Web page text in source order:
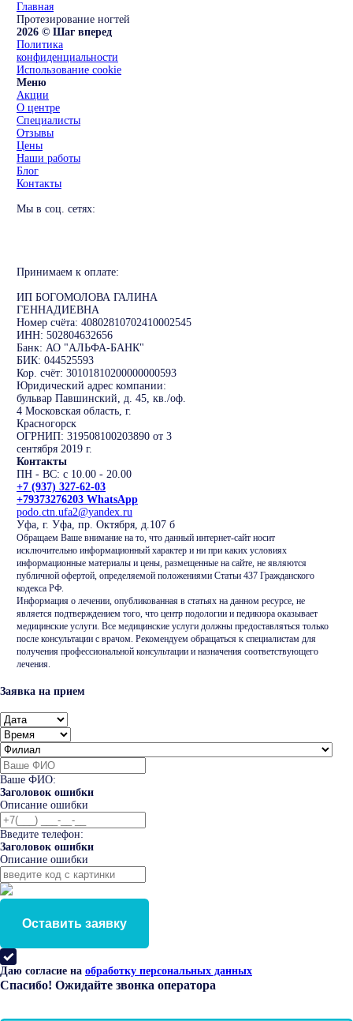
Главная
Протезирование ногтей
2026 © Шаг вперед
Политика
конфиденциальности
Использование cookie
Меню
Акции
О центре
Специалисты
Отзывы
Цены
Наши работы
Блог
Контакты
Мы в соц. сетях:
Принимаем к оплате:
ИП БОГОМОЛОВА ГАЛИНА
ГЕННАДИЕВНА
Номер счёта: 40802810702410002545
ИНН: 502804632656
Банк: АО "АЛЬФА-БАНК"
БИК: 044525593
Кор. счёт: 30101810200000000593
Юридический адрес компании:
бульвар Павшинский, д. 45, кв./оф.
4 Московская область, г.
Красногорск
ОГРНИП: 319508100203890 от 3
сентября 2019 г.
Контакты
ПН - ВС: с 10.00 - 20.00
+7 (937) 327-62-03
+79373276203 WhatsApp
podo.ctn.ufa2@yandex.ru
Уфа, г. Уфа, пр. Октября, д.107 б
Обращаем Ваше внимание на то, что данный интернет-сайт носит
исключительно информационный характер и ни при каких условиях
информационные материалы и цены, размещенные на сайте, не являются
публичной офертой, определяемой положениями Статьи 437 Гражданского
кодекса РФ.
Информация о лечении, опубликованная в статьях на данном ресурсе, не
является подтверждением того, что центр подологии и педикюра оказывает
медицинские услуги. Все медицинские услуги должны предоставляться только
после консультации с врачом. Рекомендуем обращаться к специалистам для
получения профессиональной консультации и назначения соответствующего
лечения.
Заявка на прием
Ваше ФИО:
Заголовок ошибки
Описание ошибки
Введите телефон:
Заголовок ошибки
Описание ошибки
Оставить заявку
Даю согласие на обработку персональных данных
Спасибо! Ожидайте звонка оператора